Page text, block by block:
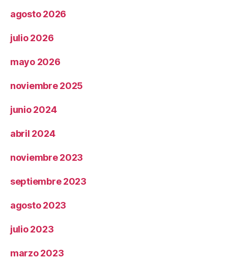
agosto 2026
julio 2026
mayo 2026
noviembre 2025
junio 2024
abril 2024
noviembre 2023
septiembre 2023
agosto 2023
julio 2023
marzo 2023